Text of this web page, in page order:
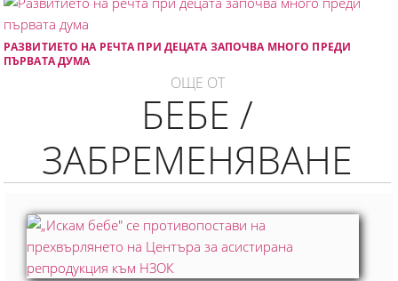
РАЗВИТИЕТО НА РЕЧТА ПРИ ДЕЦАТА ЗАПОЧВА МНОГО ПРЕДИ
ПЪРВАТА ДУМА
ОЩЕ ОТ
БЕБЕ /
ЗАБРЕМЕНЯВАНЕ